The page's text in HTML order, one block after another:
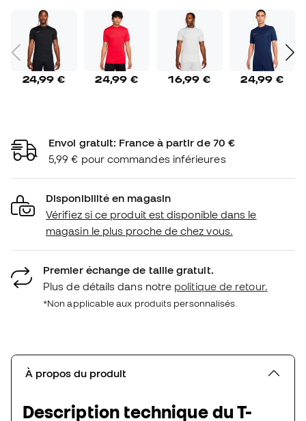
24,99 € 24,99 € 16,99 € 24,99 €
Envoi gratuit: France à partir de 70 €
5,99 € pour commandes inférieures
Disponibilité en magasin
Vérifiez si ce produit est disponible dans le
magasin le plus proche de chez vous.
Premier échange de taille gratuit.
Plus de détails dans notre politique de retour.
*Non applicable aux produits personnalisés.
À propos du produit
Description technique du T-